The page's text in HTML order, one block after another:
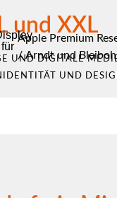
und XXL
für
Apple Premium
/Arndt und
UND DIGITALE
UND